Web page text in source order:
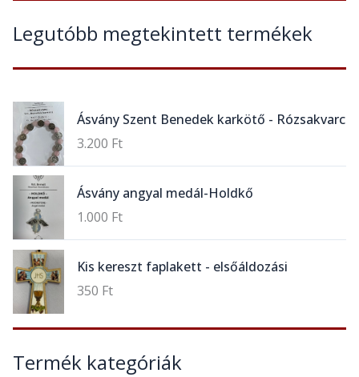
Legutóbb megtekintett termékek
Ásvány Szent Benedek karkötő - Rózsakvarc
3.200 Ft
Ásvány angyal medál-Holdkő
1.000 Ft
Kis kereszt faplakett - elsőáldozási
350 Ft
Termék kategóriák